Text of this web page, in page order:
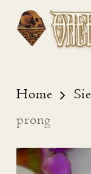
Skip
content
Home
prong